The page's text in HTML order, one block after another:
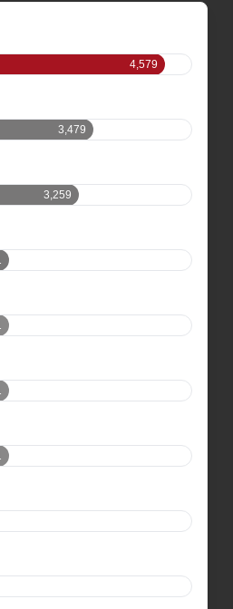
4,579
3,479
3,259